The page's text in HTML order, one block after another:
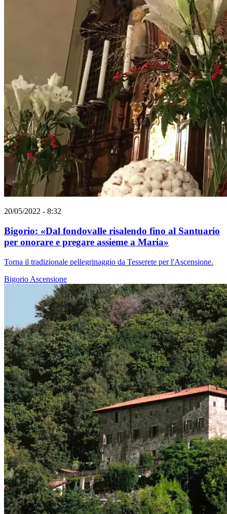
20/05/2022 - 8:32
Bigorio: «Dal fondovalle risalendo fino al Santuario
per onorare e pregare assieme a Maria»
Torna il tradizionale pellegrinaggio da Tesserete per l'Ascensione.
Bigorio Ascensione